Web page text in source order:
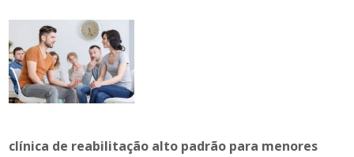
clínica de reabilitação alto padrão para menores